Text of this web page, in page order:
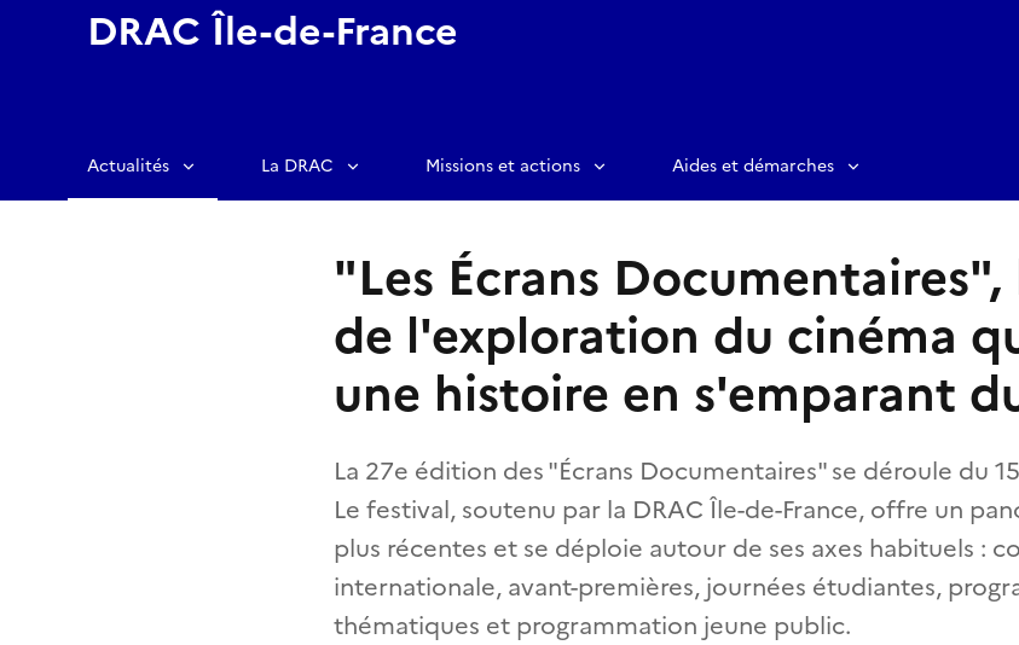
DRAC Île-de-France
Actualités La DRAC Missions et actions Aides et démarches
"Les Écrans
de l'exploration du cinéma
une histoire en s'emparant
La 27e édition des "Écrans Documentaires" se déroule du
Le festival, soutenu par la DRAC Île-de-France, offre un
plus récentes et se déploie autour de ses axes habituels :
internationale, avant-premières, journées étudiantes,
thématiques et programmation jeune public.